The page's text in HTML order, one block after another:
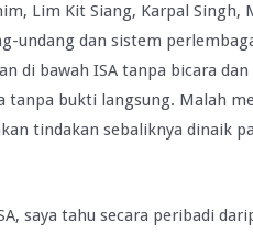
Lim Kit Siang, Karpal Singh,
undang dan sistem
di bawah ISA tanpa bicara
tanpa bukti langsung. Malah
tindakan sebaliknya dinaik
saya tahu secara peribadi